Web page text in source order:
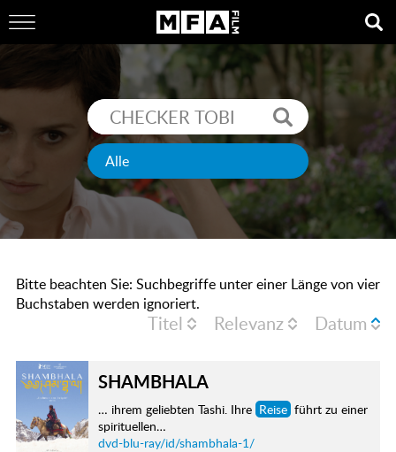
Bitte beachten Sie: Suchbegriffe unter einer Länge von vier
Buchstaben werden ignoriert.
Titel Relevanz Datum
SHAMBHALA
… ihrem geliebten Tashi. Ihre Reise führt zu einer
spirituellen…
dvd-blu-ray/id/shambhala-1/